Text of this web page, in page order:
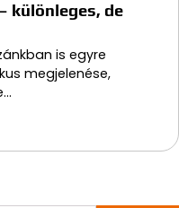
különleges, de
is egyre
megjelenése,